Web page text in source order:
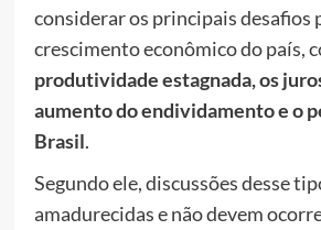
considerar os principais desafios
crescimento econômico do país,
produtividade estagnada, os
aumento do endividamento e o
Brasil.
Segundo ele, discussões desse
amadurecidas e não devem